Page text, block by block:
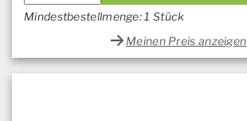
Mindestbestellmenge: 1 Stück
Meinen Preis anzeigen